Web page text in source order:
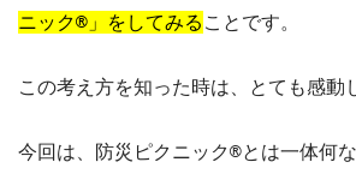
ニック®︎」をしてみる ことです。
この考え方を知った時は、とても感動
今回は、防災ピクニック®︎とは一体何